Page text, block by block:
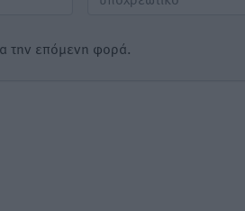
την επόμενη φορά.